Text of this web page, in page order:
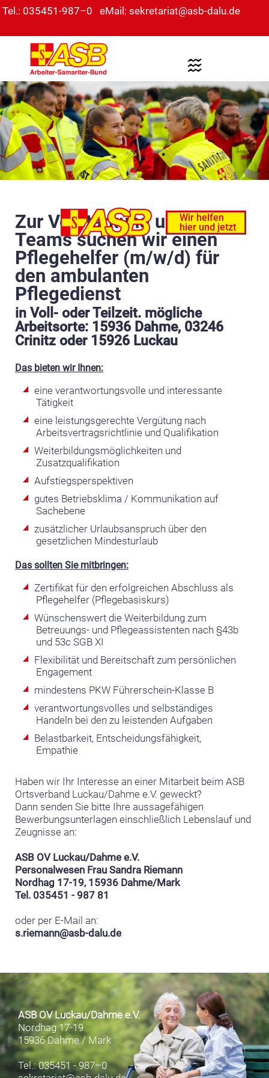
Tel.: 035451-987–0 eMail: sekretariat@asb-dalu.de
Wir helfen
hier und jetzt
Zur Verstärkung unseres
Teams suchen wir einen
Pflegehelfer (m/w/d) für
den ambulanten
Pflegedienst
in Voll- oder Teilzeit. mögliche
Arbeitsorte: 15936 Dahme, 03246
Crinitz oder 15926 Luckau
Das bieten wir Ihnen:
eine verantwortungsvolle und interessante
Tätigkeit
eine leistungsgerechte Vergütung nach
Arbeitsvertragsrichtlinie und Qualifikation
Weiterbildungsmöglichkeiten und
Zusatzqualifikation
Aufstiegsperspektiven
gutes Betriebsklima / Kommunikation auf
Sachebene
zusätzlicher Urlaubsanspruch über den
gesetzlichen Mindesturlaub
Das sollten Sie mitbringen:
Zertifikat für den erfolgreichen Abschluss als
Pflegehelfer (Pflegebasiskurs)
Wünschenswert die Weiterbildung zum
Betreuungs- und Pflegeassistenten nach §43b
und 53c SGB XI
Flexibilität und Bereitschaft zum persönlichen
Engagement
mindestens PKW Führerschein-Klasse B
verantwortungsvolles und selbständiges
Handeln bei den zu leistenden Aufgaben
Belastbarkeit, Entscheidungsfähigkeit,
Empathie
Haben wir Ihr Interesse an einer Mitarbeit beim ASB
Ortsverband Luckau/Dahme e.V. geweckt?
Dann senden Sie bitte Ihre aussagefähigen
Bewerbungsunterlagen einschließlich Lebenslauf und
Zeugnisse an:
ASB OV Luckau/Dahme e.V.
Personalwesen Frau Sandra Riemann
Nordhag 17-19, 15936 Dahme/Mark
Tel. 035451 - 987 81
oder per E-Mail an:
s.riemann@asb-dalu.de
ASB OV Luckau/Dahme e.V.
Nordhag 17-19
15936 Dahme / Mark
Tel.: 035451 - 987–0